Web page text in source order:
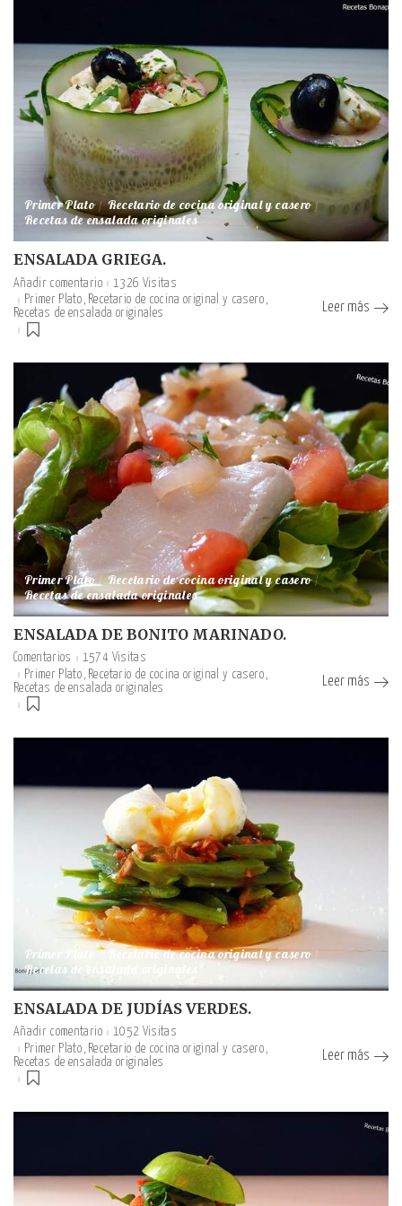
Primer Plato Recetario de cocina original y casero
Recetas de ensalada originales
ENSALADA GRIEGA.
Añadir comentario
1326 Visitas
Primer Plato Recetario de cocina original y casero
Recetas de ensalada originales
Leer más
Primer Plato Recetario de cocina original y casero
Recetas de ensalada originales
ENSALADA DE BONITO MARINADO.
Comentarios
1574 Visitas
Primer Plato Recetario de cocina original y casero
Recetas de ensalada originales
Leer más
Primer Plato Recetario de cocina original y casero
Recetas de ensalada originales
ENSALADA DE JUDÍAS VERDES.
Añadir comentario
1052 Visitas
Primer Plato Recetario de cocina original y casero
Recetas de ensalada originales
Leer más